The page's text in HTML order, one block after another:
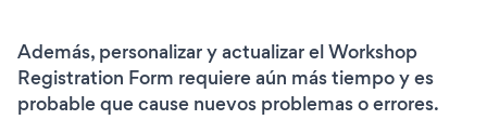
Además, personalizar y actualizar el Workshop
Registration Form requiere aún más tiempo y es
probable que cause nuevos problemas o errores.